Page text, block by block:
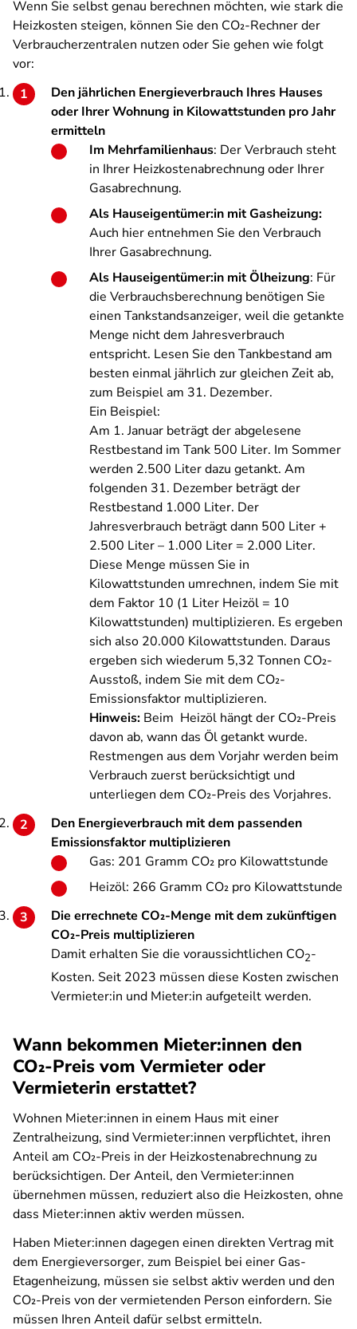
Wenn Sie selbst genau berechnen möchten, wie stark die
Heizkosten steigen, können Sie den CO₂-Rechner der
Verbraucherzentralen nutzen oder Sie gehen wie folgt
vor:
Den jährlichen Energieverbrauch Ihres Hauses
oder Ihrer Wohnung in Kilowattstunden pro Jahr
ermitteln
Im Mehrfamilienhaus: Der Verbrauch steht
in Ihrer Heizkostenabrechnung oder Ihrer
Gasabrechnung.
Als Hauseigentümer:in mit Gasheizung:
Auch hier entnehmen Sie den Verbrauch
Ihrer Gasabrechnung.
Als Hauseigentümer:in mit Ölheizung: Für
die Verbrauchsberechnung benötigen Sie
einen Tankstandsanzeiger, weil die getankte
Menge nicht dem Jahresverbrauch
entspricht. Lesen Sie den Tankbestand am
besten einmal jährlich zur gleichen Zeit ab,
zum Beispiel am 31. Dezember.
Ein Beispiel:
Am 1. Januar beträgt der abgelesene
Restbestand im Tank 500 Liter. Im Sommer
werden 2.500 Liter dazu getankt. Am
folgenden 31. Dezember beträgt der
Restbestand 1.000 Liter. Der
Jahresverbrauch beträgt dann 500 Liter +
2.500 Liter – 1.000 Liter = 2.000 Liter.
Diese Menge müssen Sie in
Kilowattstunden umrechnen, indem Sie mit
dem Faktor 10 (1 Liter Heizöl = 10
Kilowattstunden) multiplizieren. Es ergeben
sich also 20.000 Kilowattstunden. Daraus
ergeben sich wiederum 5,32 Tonnen CO₂-
Ausstoß, indem Sie mit dem CO₂-
Emissionsfaktor multiplizieren.
Hinweis: Beim Heizöl hängt der CO₂-Preis
davon ab, wann das Öl getankt wurde.
Restmengen aus dem Vorjahr werden beim
Verbrauch zuerst berücksichtigt und
unterliegen dem CO₂-Preis des Vorjahres.
Den Energieverbrauch mit dem passenden
Emissionsfaktor multiplizieren
Gas: 201 Gramm CO₂ pro Kilowattstunde
Heizöl: 266 Gramm CO₂ pro Kilowattstunde
Die errechnete CO₂-Menge mit dem zukünftigen
CO₂-Preis multiplizieren
Damit erhalten Sie die voraussichtlichen CO2-
Kosten. Seit 2023 müssen diese Kosten zwischen
Vermieter:in und Mieter:in aufgeteilt werden.
Wann bekommen Mieter:innen den
CO₂-Preis vom Vermieter oder
Vermieterin erstattet?
Wohnen Mieter:innen in einem Haus mit einer
Zentralheizung, sind Vermieter:innen verpflichtet, ihren
Anteil am CO₂-Preis in der Heizkostenabrechnung zu
berücksichtigen. Der Anteil, den Vermieter:innen
übernehmen müssen, reduziert also die Heizkosten, ohne
dass Mieter:innen aktiv werden müssen.
Haben Mieter:innen dagegen einen direkten Vertrag mit
dem Energieversorger, zum Beispiel bei einer Gas-
Etagenheizung, müssen sie selbst aktiv werden und den
CO₂-Preis von der vermietenden Person einfordern. Sie
müssen Ihren Anteil dafür selbst ermitteln.